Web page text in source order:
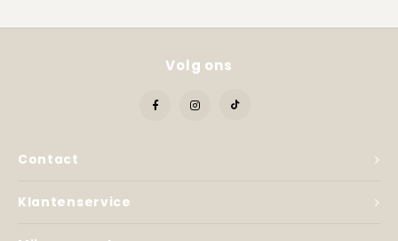
Contact
Volg ons
Klantenservice